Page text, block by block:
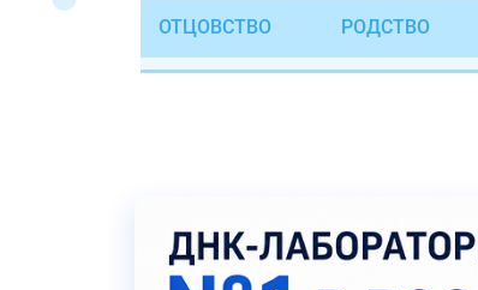
ОТЦОВСТВО РОДСТВО